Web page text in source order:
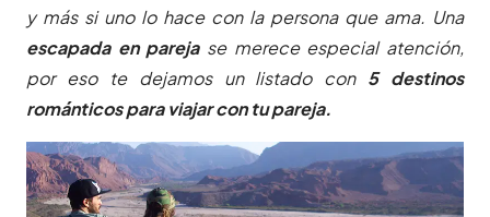
y más si uno lo hace con la persona que ama. Una
escapada en parejase merece especial atención,
por eso te dejamos un listado con 5 destinos
románticos para viajar con tu pareja.